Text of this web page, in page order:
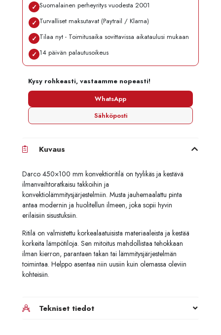
✓ Suomalainen perheyritys vuodesta 2001
✓ Turvalliset maksutavat (Paytrail / Klarna)
✓ Tilaa nyt - Toimitusaika sovittavissa aikataulusi mukaan
✓ 14 päivän palautusoikeus
Kysy rohkeasti, vastaamme nopeasti!
WhatsApp
Sähköposti
Kuvaus
Darco 450×100 mm konvektioritilä on tyylikäs ja kestävä
ilmanvaihtoratkaisu takkoihin ja
konvektiolämmitysjärjestelmiin. Musta jauhemaalattu pinta
antaa modernin ja huolitellun ilmeen, joka sopii hyvin
erilaisiin sisustuksiin.
Ritilä on valmistettu korkealaatuisista materiaaleista ja kestää
korkeita lämpötiloja. Sen mitoitus mahdollistaa tehokkaan
ilman kierron, parantaen takan tai lämmitysjärjestelmän
toimintaa. Helppo asentaa niin uusiin kuin olemassa oleviin
kohteisiin.
Tekniset tiedot